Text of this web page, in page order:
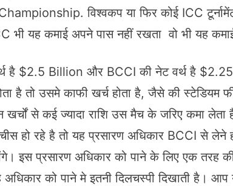
विश्वकप या फिर कोई ICC
भी यह कमाई अपने पास नहीं रखता वो भी यह कमाई
है $2.5 Billion और BCCI की नेट वर्थ है $2.25
है तो उसमे काफी खर्च होता है, जैसे की स्टेडियम
खर्चों से कई ज्यादा राशि उस मैच के जरिए कमा
हो रहे है तो यह प्रसारण अधिकार BCCI से
इस प्रसारण अधिकार को पाने के लिए एक तरह की
को पाने मे इतनी दिलचस्पी दिखाती है।